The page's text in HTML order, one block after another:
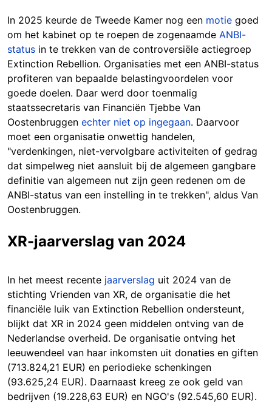
In 2025 keurde de Tweede Kamer nog een motie goed
om het kabinet op te roepen de zogenaamde ANBI-
status in te trekken van de controversiële actiegroep
Extinction Rebellion. Organisaties met een ANBI-status
profiteren van bepaalde belastingvoordelen voor
goede doelen. Daar werd door toenmalig
staatssecretaris van Financiën Tjebbe Van
Oostenbruggen echter niet op ingegaan. Daarvoor
moet een organisatie onwettig handelen,
"verdenkingen, niet-vervolgbare activiteiten of gedrag
dat simpelweg niet aansluit bij de algemeen gangbare
definitie van algemeen nut zijn geen redenen om de
ANBI-status van een instelling in te trekken", aldus Van
Oostenbruggen.
XR-jaarverslag van 2024
In het meest recente jaarverslag uit 2024 van de
stichting Vrienden van XR, de organisatie die het
financiële luik van Extinction Rebellion ondersteunt,
blijkt dat XR in 2024 geen middelen ontving van de
Nederlandse overheid. De organisatie ontving het
leeuwendeel van haar inkomsten uit donaties en giften
(713.824,21 EUR) en periodieke schenkingen
(93.625,24 EUR). Daarnaast kreeg ze ook geld van
bedrijven (19.228,63 EUR) en NGO's (92.545,60 EUR).